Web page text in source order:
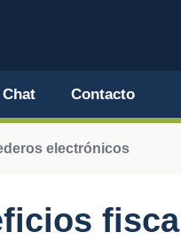
Chat Contacto
electrónicos